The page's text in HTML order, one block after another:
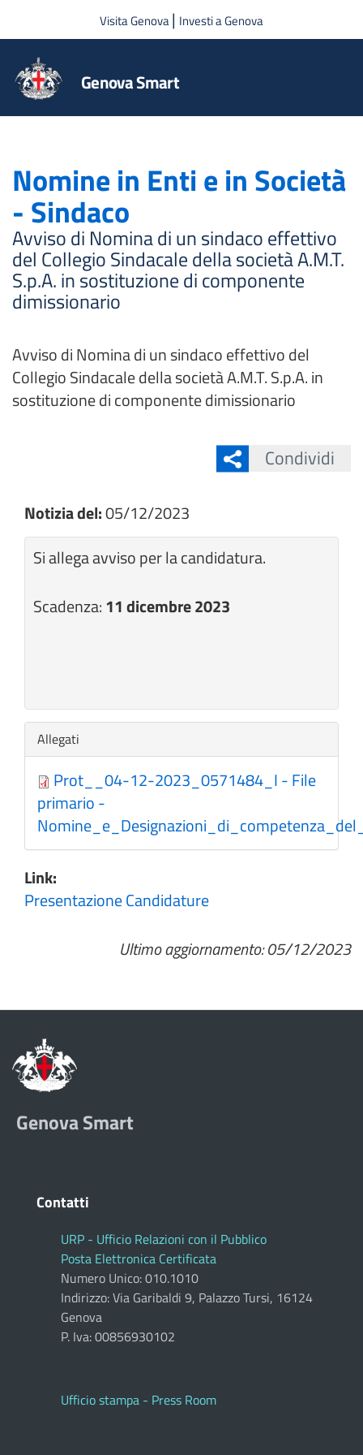
Salta al contenuto principale
Visita Genova| Investi a Genova
Genova Smart
Nomine in Enti e in Società
- Sindaco
Avviso di Nomina di un sindaco effettivo
del Collegio Sindacale della società A.M.T.
S.p.A. in sostituzione di componente
dimissionario
Avviso di Nomina di un sindaco effettivo del
Collegio Sindacale della società A.M.T. S.p.A. in
sostituzione di componente dimissionario
Condividi
Notizia del:05/12/2023
Si allega avviso per la candidatura.
Scadenza:11 dicembre 2023
Nascondi
Allegati
Prot__04-12-2023_0571484_I - File
primario -
Link:
Presentazione Candidature
Ultimo aggiornamento: 05/12/2023
Genova Smart
Contatti
URP - Ufficio Relazioni con il Pubblico
Posta Elettronica Certificata
Numero Unico: 010.1010
Indirizzo: Via Garibaldi 9, Palazzo Tursi, 16124
Genova
P. Iva: 00856930102
Ufficio stampa - Press Room